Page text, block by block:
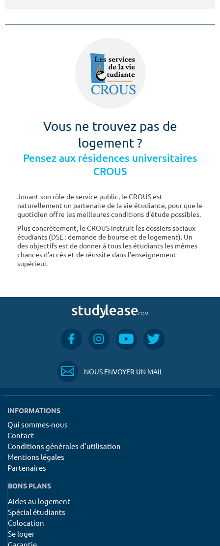
Vous ne trouvez pas de
logement ?
Pensez aux résidences universitaires
CROUS
Jouant son rôle de service public, le CROUS est
naturellement un partenaire de la vie étudiante, pour que le
quotidien offre les meilleures conditions d'étude possibles.
Plus concrètement, le CROUS instruit les dossiers sociaux
étudiants (DSE : demande de bourse et de logement). Un
des objectifs est de donner à tous les étudiants les mêmes
chances d'accès et de réussite dans l'enseignement
supérieur.
NOUS ENVOYER UN MAIL
INFORMATIONS
Qui sommes-nous
Contact
Conditions générales d'utilisation
Mentions légales
Partenaires
BONS PLANS
Aides au logement
Spécial étudiants
Colocation
Se loger